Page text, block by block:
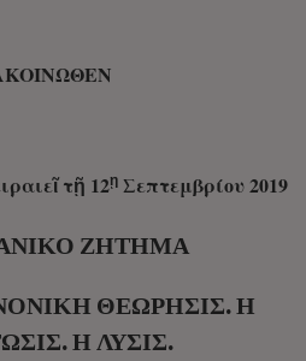
τῇ 12ῃ Σεπτεμβρίου 2019
ΖΉΤΗΜΑ
ΘΕΏΡΗΣΙΣ. Ἡ
Ἡ ΛΎΣΙΣ.